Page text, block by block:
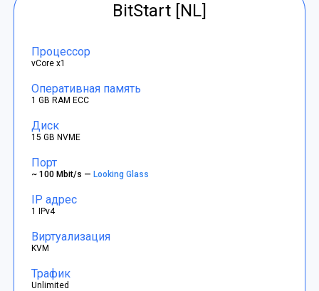
BitStart [NL]
Процессор
vCore x1
Оперативная память
1 GB RAM ECC
Диск
15 GB NVME
Порт
~ 100 Mbit/s —Looking Glass
IP адрес
1 IPv4
Виртуализация
KVM
Трафик
Unlimited